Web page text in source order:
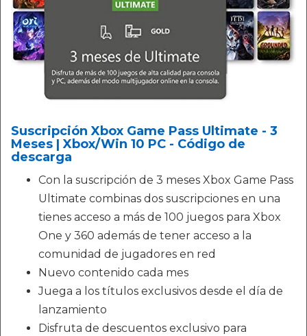
Suscripción Xbox Game Pass Ultimate - 3
Meses | Xbox/Win 10 PC - Código de
descarga
Con la suscripción de 3 meses Xbox Game Pass
Ultimate combinas dos suscripciones en una
tienes acceso a más de 100 juegos para Xbox
One y 360 además de tener acceso a la
comunidad de jugadores en red
Nuevo contenido cada mes
Juega a los títulos exclusivos desde el día de
lanzamiento
Disfruta de descuentos exclusivo para